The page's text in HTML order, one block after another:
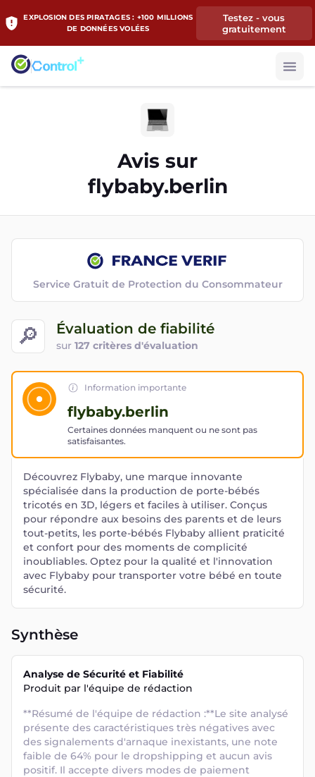
EXPLOSION DES PIRATAGES : +100 MILLIONS
DE DONNÉES VOLÉES
Testez - vous
gratuitement
Avis sur
flybaby.berlin
🔎 Évaluation de fiabilité
sur 127 critères d'évaluation
Service Gratuit de Protection du Consommateur
Information importante
flybaby.berlin
Certaines données manquent ou ne sont pas
satisfaisantes.
Découvrez Flybaby, une marque innovante
spécialisée dans la production de porte-bébés
tricotés en 3D, légers et faciles à utiliser. Conçus
pour répondre aux besoins des parents et de leurs
tout-petits, les porte-bébés Flybaby allient praticité
et confort pour des moments de complicité
inoubliables. Optez pour la qualité et l'innovation
avec Flybaby pour transporter votre bébé en toute
sécurité.
Synthèse
Analyse de Sécurité et Fiabilité
Produit par l'équipe de rédaction
**Résumé de l'équipe de rédaction :**Le site analysé
présente des caractéristiques très négatives avec
des signalements d'arnaque inexistants, une note
faible de 64% pour le dropshipping et aucun avis
positif. Il accepte divers modes de paiement